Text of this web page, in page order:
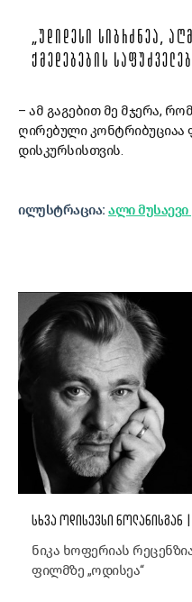
„ᲣᲓᲘᲓᲔᲡᲘ ᲡᲘᲑᲠᲫᲜᲔᲐ,
ᲥᲛᲔᲓᲔᲑᲔᲑᲘᲡ
– ამ გაგებით მე მჯერა,
ღირებული
დისკურსისთვის.
ილუსტრაცია: ალი მუსაევი
ᲡᲮᲕᲐ ᲝᲓᲘᲡᲔᲕᲡᲘ ᲜᲝᲚᲐᲜᲘᲡᲒᲐᲜ
ნიკა ხოფერიას
ფილმზე „ოდისეა“